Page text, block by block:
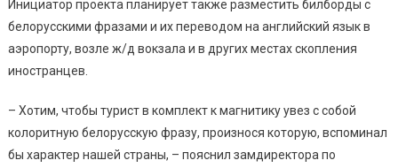
Инициатор проекта планирует также разместить билборды с
белорусскими фразами и их переводом на английский язык в
аэропорту, возле ж/д вокзала и в других местах скопления
иностранцев.
– Хотим, чтобы турист в комплект к магнитику увез с собой
колоритную белорусскую фразу, произнося которую, вспоминал
бы характер нашей страны, – пояснил замдиректора по